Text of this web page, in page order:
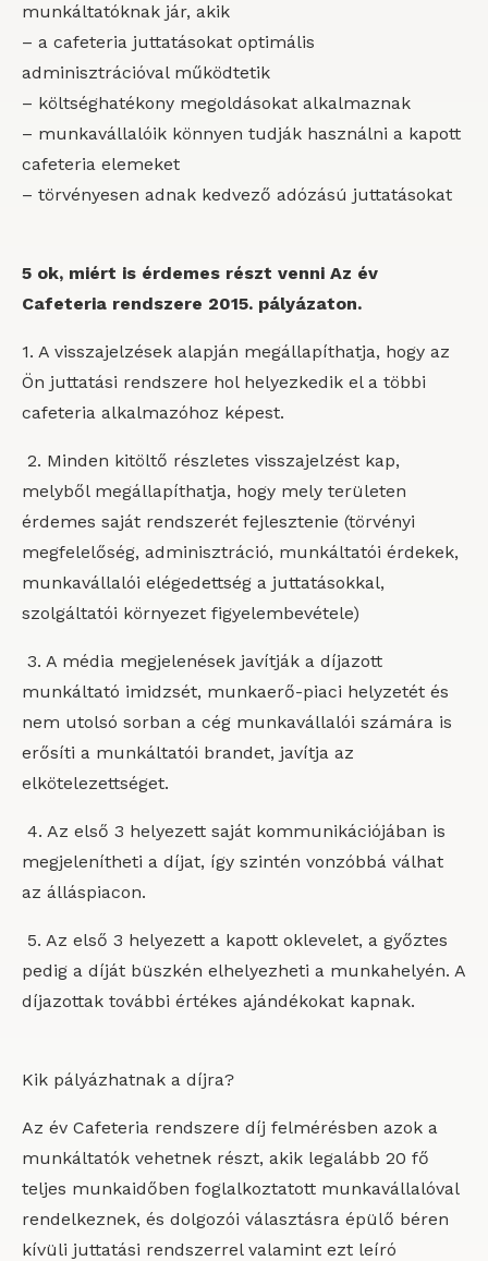
munkáltatóknak jár, akik
– a cafeteria juttatásokat optimális
adminisztrációval működtetik
– költséghatékony megoldásokat alkalmaznak
– munkavállalóik könnyen tudják használni a kapott
cafeteria elemeket
– törvényesen adnak kedvező adózású juttatásokat
5 ok, miért is érdemes részt venni Az év
Cafeteria rendszere 2015. pályázaton.
1. A visszajelzések alapján megállapíthatja, hogy az
Ön juttatási rendszere hol helyezkedik el a többi
cafeteria alkalmazóhoz képest.
2. Minden kitöltő részletes visszajelzést kap,
melyből megállapíthatja, hogy mely területen
érdemes saját rendszerét fejlesztenie (törvényi
megfelelőség, adminisztráció, munkáltatói érdekek,
munkavállalói elégedettség a juttatásokkal,
szolgáltatói környezet figyelembevétele)
3. A média megjelenések javítják a díjazott
munkáltató imidzsét, munkaerő-piaci helyzetét és
nem utolsó sorban a cég munkavállalói számára is
erősíti a munkáltatói brandet, javítja az
elkötelezettséget.
4. Az első 3 helyezett saját kommunikációjában is
megjelenítheti a díjat, így szintén vonzóbbá válhat
az álláspiacon.
5. Az első 3 helyezett a kapott oklevelet, a győztes
pedig a díját büszkén elhelyezheti a munkahelyén. A
díjazottak további értékes ajándékokat kapnak.
Kik pályázhatnak a díjra?
Az év Cafeteria rendszere díj felmérésben azok a
munkáltatók vehetnek részt, akik legalább 20 fő
teljes munkaidőben foglalkoztatott munkavállalóval
rendelkeznek, és dolgozói választásra épülő béren
kívüli juttatási rendszerrel valamint ezt leíró